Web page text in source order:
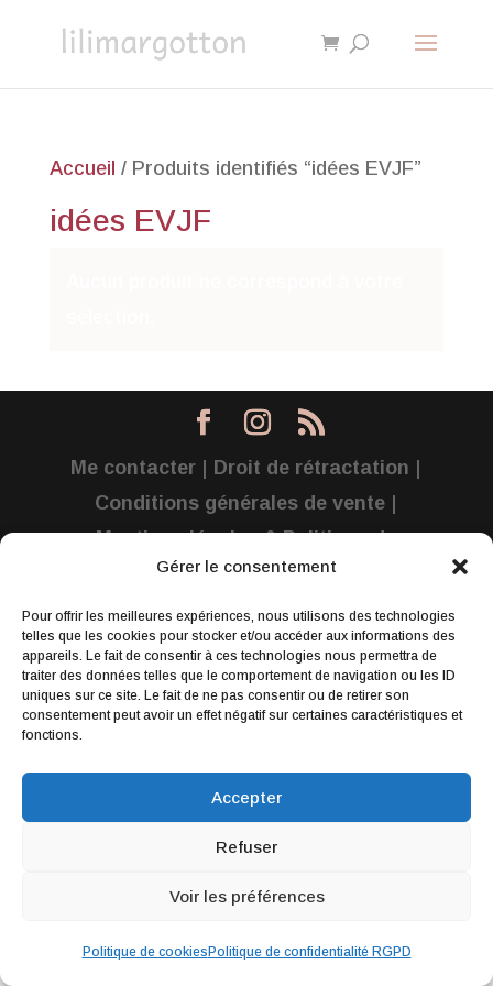
Gérer le consentement
Pour offrir les meilleures expériences, nous utilisons des technologies
telles que les cookies pour stocker et/ou accéder aux informations des
appareils. Le fait de consentir à ces technologies nous permettra de
traiter des données telles que le comportement de navigation ou les ID
uniques sur ce site. Le fait de ne pas consentir ou de retirer son
consentement peut avoir un effet négatif sur certaines caractéristiques et
fonctions.
Accepter
Refuser
Voir les préférences
Politique de cookies Politique de confidentialité RGPD
Accueil / Produits identifiés “idées EVJF”
idées EVJF
Me contacter Droit de rétractation
Conditions générales de vente
Mentions légales & Politique de
confidentialité
Webdesign parWildesign© 2019 | Tous
droits réservés : lilimargotton – Annie
Launay